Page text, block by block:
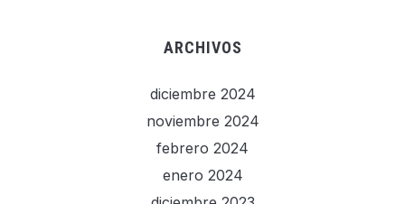
ARCHIVOS
diciembre 2024
noviembre 2024
febrero 2024
enero 2024